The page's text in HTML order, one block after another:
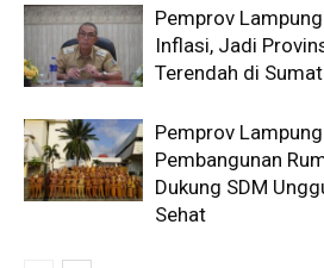
Pemprov
Inflasi, Jadi
Terendah di
Pemprov
Pembangunan
Dukung SDM
Sehat